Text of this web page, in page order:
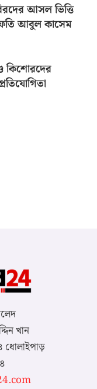
আসল ভিত্তি
আবুল কাসেম
কিশোরদের
খান
ধোলাইপাড়